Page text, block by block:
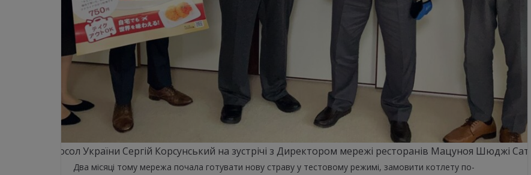
Посол України Сергій Корсунський на зустрічі з Директором мережі ресторанів Мацуноя Шюджі Сато.
Два місяці тому мережа почала готувати нову страву у тестовому режимі, замовити котлету по-